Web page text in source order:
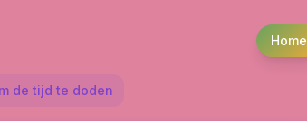
Home
de tijd te doden